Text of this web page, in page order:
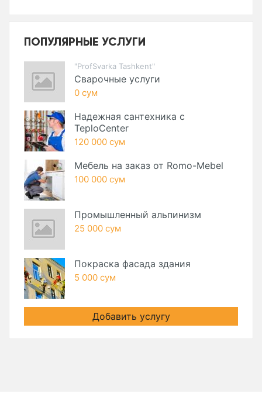
ПОПУЛЯРНЫЕ УСЛУГИ
"ProfSvarka Tashkent"
Сварочные услуги
0 сум
Надежная сантехника с
TeploCenter
120 000 сум
Мебель на заказ от Romo-Mebel
100 000 сум
Промышленный альпинизм
25 000 сум
Покраска фасада здания
5 000 сум
Добавить услугу